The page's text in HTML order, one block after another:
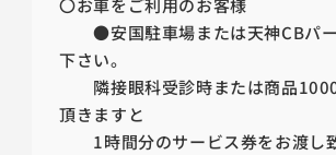
〇お車をご利用のお客様
●安国駐車場または天神CBパー
下さい。
隣接眼科受診時または商品
頂きますと
1時間分のサービス券をお渡し致